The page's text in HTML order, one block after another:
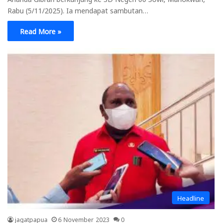
Rabu (5/11/2025). Ia mendapat sambutan…
Read More »
Headline
jagatpapua 6 November 2023 0